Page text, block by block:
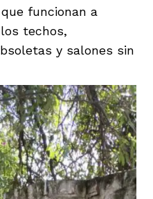
funcionan a
techos,
y salones sin